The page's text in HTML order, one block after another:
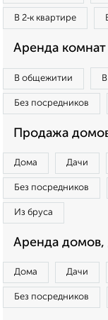
В 2‑к квартире
Аренда комнат
В общежитии
Без посредников
Продажа
Дома Дачи
Без посредников
Из бруса
Аренда домов,
Дома Дачи
Без посредников